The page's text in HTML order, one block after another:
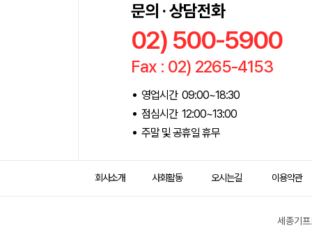
문의 · 상담전화
02) 500-5900
Fax : 02) 2265-4153
영업시간 09:00~18:30
점심시간 12:00~13:00
주말 및 공휴일 휴무
회사소개 사회활동 오시는길 이용약관
세종기